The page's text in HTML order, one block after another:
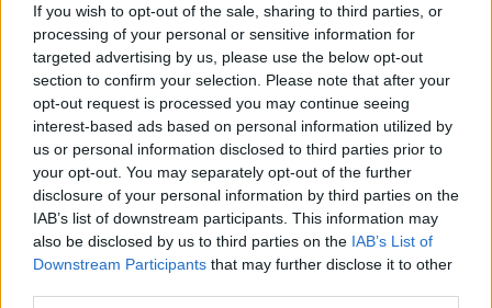
If you wish to opt-out of the sale, sharing to third parties, or
processing of your personal or sensitive information for
targeted advertising by us, please use the below opt-out
section to confirm your selection. Please note that after your
opt-out request is processed you may continue seeing
interest-based ads based on personal information utilized by
us or personal information disclosed to third parties prior to
your opt-out. You may separately opt-out of the further
disclosure of your personal information by third parties on the
IAB’s list of downstream participants. This information may
also be disclosed by us to third parties on the IAB’s List of
Downstream Participants that may further disclose it to other
Kaufman szerint a fokhagyma„ásványi anyagokat,
A- ésC-vitamint, rostokat és kéntartalmú
vegyületeket tartalmaz, amelyek segítik az
immunrendszert és csökkentik a gyulladást”. Ezen
túlmenően segíthet csökkenteni a belső szervek
körüli zsírt is, ezzel mérsékelvea májbetegségek
kialakulásának a kockázatát.
Citrusfélék
A narancslé vagy acitromos víznemcsak
felfrissíthet, hanem segíthet a méreganyagok